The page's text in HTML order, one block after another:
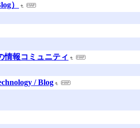
）
情報コミュニティ
/ Blog